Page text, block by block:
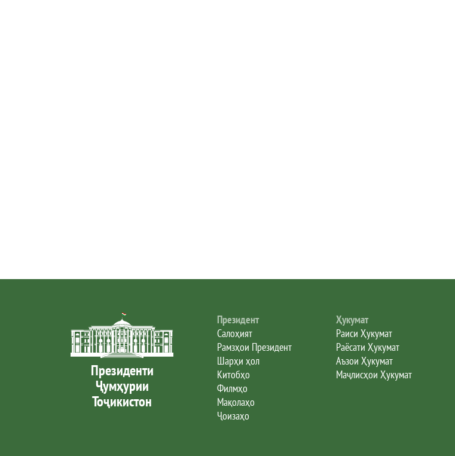
Президенти
Ҷумҳурии
Тоҷикистон
Президент
Салоҳият
Рамзҳои Президент
Шарҳи ҳол
Китобҳо
Филмҳо
Мақолаҳо
Ҷоизаҳо
Ҳукумат
Раиси Ҳукумат
Раёсати Ҳукумат
Аъзои Ҳукумат
Маҷлисҳои Ҳукумат